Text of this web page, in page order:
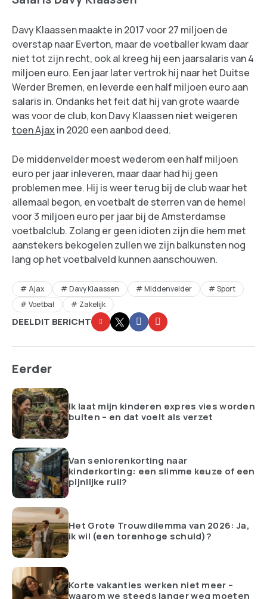
Davy Klaassen maakte in 2017 voor 27 miljoen de
overstap naar Everton, maar de voetballer kwam daar
niet tot zijn recht, ook al kreeg hij een jaarsalaris van 4
miljoen euro. Een jaar later vertrok hij naar het Duitse
Werder Bremen, en leverde een half miljoen euro aan
salaris in. Ondanks het feit dat hij van grote waarde
was voor de club, kon Davy Klaassen niet weigeren
toen Ajax in 2020 een aanbod deed.
De middenvelder moest wederom een half miljoen
euro per jaar inleveren, maar daar had hij geen
problemen mee. Hij is weer terug bij de club waar het
allemaal begon, en voetbalt de sterren van de hemel
voor 3 miljoen euro per jaar bij de Amsterdamse
voetbalclub. Zolang er geen idioten zijn die hem met
aanstekers bekogelen zullen we zijn balkunsten nog
lang op het voetbalveld kunnen aanschouwen.
Ajax Davy Klaassen Middenvelder
Sport
Voetbal
Zakelijk
DEEL DIT BERICHT
Eerder
Ik laat mijn kinderen expres vies worden
buiten – en dat voelt als verzet
Van seniorenkorting naar
kinderkorting: een slimme keuze of een
pijnlijke ruil?
Het Grote Trouwdilemma van 2026: Ja,
ik wil (een torenhoge schuld)?
Korte vakanties werken niet meer –
waarom we steeds langer weg moeten